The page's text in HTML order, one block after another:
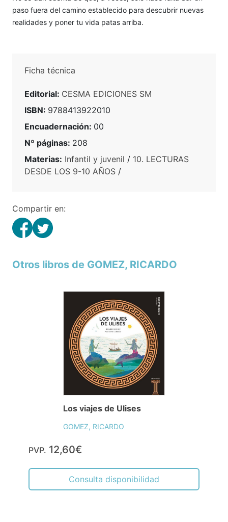
paso fuera del camino establecido para descubrir nuevas
realidades y poner tu vida patas arriba.
Ficha técnica
Editorial: CESMA EDICIONES SM
ISBN: 9788413922010
Encuadernación: 00
Nº páginas: 208
Materias: Infantil y juvenil / 10. LECTURAS
DESDE LOS 9-10 AÑOS /
Compartir en:
Otros libros de GOMEZ, RICARDO
Los viajes de Ulises
GOMEZ, RICARDO
PVP. 12,60€
Consulta disponibilidad